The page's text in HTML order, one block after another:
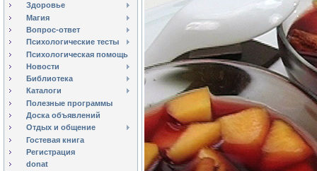
Здоровье
Магия
Вопрос-ответ
Психологические тесты
Психологическая помощь
Новости
Библиотека
Каталоги
Полезные программы
Доска объявлений
Отдых и общение
Гостевая книга
Регистрация
donat